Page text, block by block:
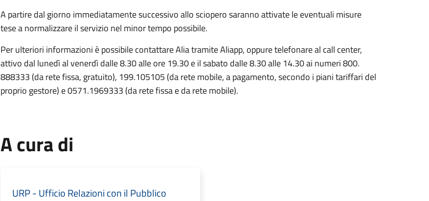
A partire dal giorno immediatamente successivo allo sciopero saranno attivate le eventuali misure
tese a normalizzare il servizio nel minor tempo possibile.
Per ulteriori informazioni è possibile contattare Alia tramite Aliapp, oppure telefonare al call center,
attivo dal lunedì al venerdì dalle 8.30 alle ore 19.30 e il sabato dalle 8.30 alle 14.30 ai numeri 800.
888333 (da rete fissa, gratuito), 199.105105 (da rete mobile, a pagamento, secondo i piani tariffari del
proprio gestore) e 0571.1969333 (da rete fissa e da rete mobile).
A cura di
URP - Ufficio Relazioni con il Pubblico